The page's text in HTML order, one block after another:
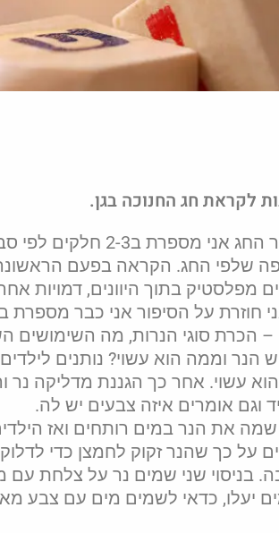
לקראת חג החנוכה בגן.
סיפור החג- את סיפור
שלפי החג. הקראה בפעם
מפלסטיק בתוך היוונים, דמויות
חוזרת על הסיפור אני כבר מספרת
הכרת סוגי הנרות, מה השימושים
הנר וממה הוא עשוי? נותנים
עשוי. אחר כך הגננת מדליקה נר
וגם אומרים איזה צבעים יש לה.
את הנר במים רותחים ואז
על כך שהנר זקוק לחמצן כדי לדלוק
בניסוי שני שמים נר על צלחת עם
יעלו, כדאי לשמים מים עם צבע